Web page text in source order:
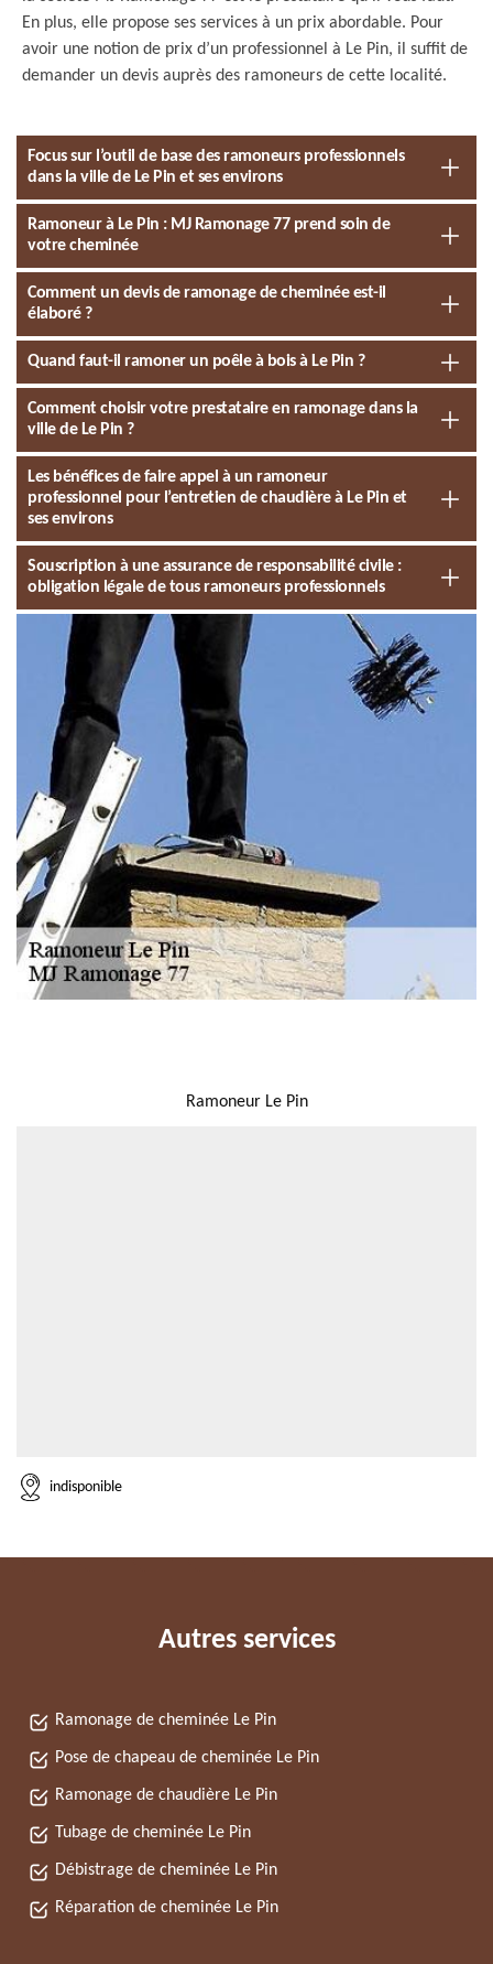
En plus, elle propose ses services à un prix abordable. Pour
avoir une notion de prix d’un professionnel à Le Pin, il suffit de
demander un devis auprès des ramoneurs de cette localité.
Focus sur l’outil de base des ramoneurs professionnels
dans la ville de Le Pin et ses environs
Ramoneur à Le Pin : MJ Ramonage 77 prend soin de
votre cheminée
Comment un devis de ramonage de cheminée est-il
élaboré ?
Quand faut-il ramoner un poêle à bois à Le Pin ?
Comment choisir votre prestataire en ramonage dans la
ville de Le Pin ?
Les bénéfices de faire appel à un ramoneur
professionnel pour l’entretien de chaudière à Le Pin et
ses environs
Souscription à une assurance de responsabilité civile :
obligation légale de tous ramoneurs professionnels
Ramoneur Le Pin
indisponible
Autres services
Ramonage de cheminée Le Pin
Pose de chapeau de cheminée Le Pin
Ramonage de chaudière Le Pin
Tubage de cheminée Le Pin
Débistrage de cheminée Le Pin
Réparation de cheminée Le Pin